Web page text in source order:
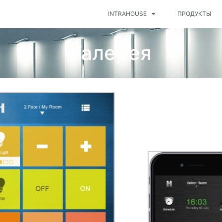
INTRAHOUSE ПРОДУКТЫ
Галерея